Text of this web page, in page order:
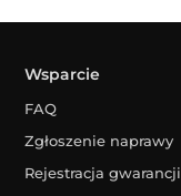
Wsparcie
FAQ
Zgłoszenie naprawy
Rejestracja gwarancji